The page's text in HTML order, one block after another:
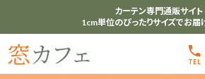
カーテン専門通販サイト
1cm単位のぴったりサイズでお届
TEL